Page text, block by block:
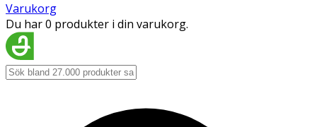
Varukorg
Du har 0 produkter i din varukorg.